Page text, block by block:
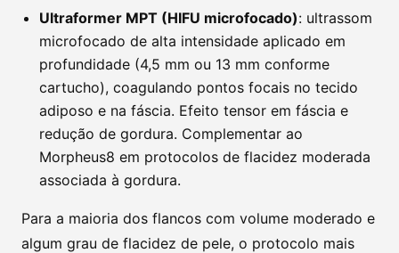
Ultraformer MPT (HIFU microfocado): ultrassom
microfocado de alta intensidade aplicado em
profundidade (4,5 mm ou 13 mm conforme
cartucho), coagulando pontos focais no tecido
adiposo e na fáscia. Efeito tensor em fáscia e
redução de gordura. Complementar ao
Morpheus8 em protocolos de flacidez moderada
associada à gordura.
Para a maioria dos flancos com volume moderado e
algum grau de flacidez de pele, o protocolo mais